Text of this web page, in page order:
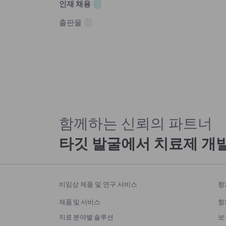
인재 채용
출판물
함께하는 신뢰의 파트너
타깃 발굴에서 치료제 개
비임상 제품 및 연구 서비스
제품 및 서비스
치료 분야별 솔루션
항